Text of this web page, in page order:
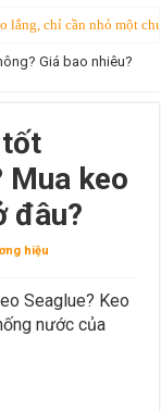
chỉ cần nhỏ một
Giá bao nhiêu?
tốt
Mua keo
đâu?
hiệu
Seaglue? Keo
nước của